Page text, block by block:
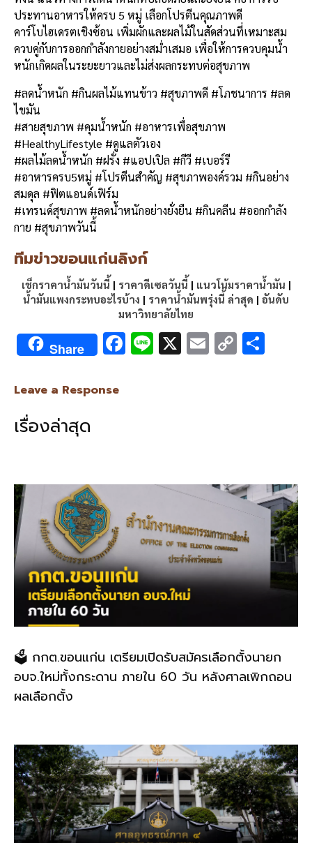
ประทานอาหารให้ครบ 5 หมู่ เลือกโปรตีนคุณภาพดี
คาร์โบไฮเดรตเชิงซ้อน เพิ่มผักและผลไม้ในสัดส่วนที่เหมาะสม
ควบคู่กับการออกกำลังกายอย่างสม่ำเสมอ เพื่อให้การควบคุมน้ำ
หนักเกิดผลในระยะยาวและไม่ส่งผลกระทบต่อสุขภาพ
#ลดน้ำหนัก #กินผลไม้แทนข้าว #สุขภาพดี #โภชนาการ #ลด
ไขมัน
#สายสุขภาพ #คุมน้ำหนัก #อาหารเพื่อสุขภาพ
#HealthyLifestyle #ดูแลตัวเอง
#ผลไม้ลดน้ำหนัก #ฝรั่ง #แอปเปิล #กีวี #เบอร์รี
#อาหารครบ5หมู่ #โปรตีนสำคัญ #สุขภาพองค์รวม #กินอย่าง
สมดุล #ฟิตแอนด์เฟิร์ม
#เทรนด์สุขภาพ #ลดน้ำหนักอย่างยั่งยืน #กินคลีน #ออกกำลัง
กาย #สุขภาพวันนี้
ทีมข่าวขอนแก่นลิงก์
เช็กราคาน้ำมันวันนี้ | ราคาดีเซลวันนี้ | แนวโน้มราคาน้ำมัน |
น้ำมันแพงกระทบอะไรบ้าง | ราคาน้ำมันพรุ่งนี้ ล่าสุด | อันดับ
มหาวิทยาลัยไทย
Share F
k
Li X E C
Leave a Response
เรื่องล่าสุด
🗳️ กกต.ขอนแก่น เตรียมเปิดรับสมัครเลือกตั้งนายก
อบจ.ใหม่ทั้งกระดาน ภายใน 60 วัน หลังศาลเพิกถอน
ผลเลือกตั้ง